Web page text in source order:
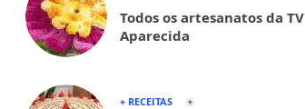
Todos os artesanatos da TV
Aparecida
+ RECEITAS